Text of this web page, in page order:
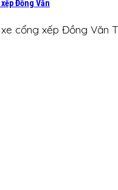
Đồng Văn
cổng xếp Đồng Văn